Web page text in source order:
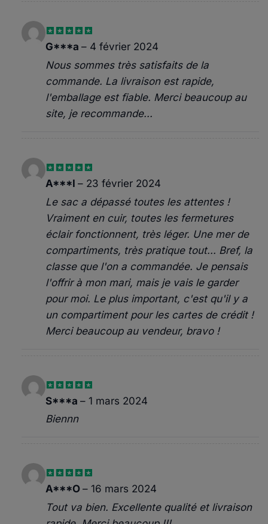
Note5sur
G***a – 4 février 2024
Nous sommes très satisfaits de la
commande. La livraison est rapide,
l'emballage est fiable. Merci beaucoup au
site, je recommande...
Note5sur
A***I – 23 février 2024
Le sac a dépassé toutes les attentes !
Vraiment en cuir, toutes les fermetures
éclair fonctionnent, très léger. Une mer de
compartiments, très pratique tout... Bref, la
classe que l'on a commandée. Je pensais
l'offrir à mon mari, mais je vais le garder
pour moi. Le plus important, c'est qu'il y a
un compartiment pour les cartes de crédit !
Merci beaucoup au vendeur, bravo !
Note5sur
S***a – 1 mars 2024
Biennn
Note5sur
A***O – 16 mars 2024
Tout va bien. Excellente qualité et livraison